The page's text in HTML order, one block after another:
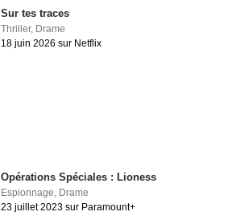
Sur tes traces
Thriller, Drame
18 juin 2026 sur Netflix
Opérations Spéciales : Lioness
Espionnage Drame
23 juillet 2023 sur Paramount+